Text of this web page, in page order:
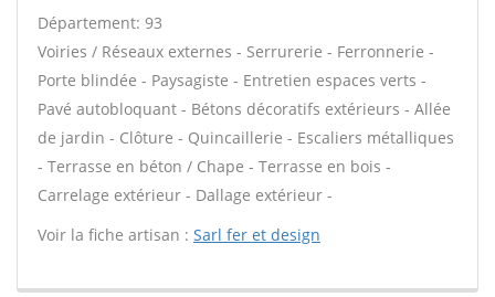
Département: 93
Voiries / Réseaux externes - Serrurerie - Ferronnerie -
Porte blindée - Paysagiste - Entretien espaces verts -
Pavé autobloquant - Bétons décoratifs extérieurs - Allée
de jardin - Clôture - Quincaillerie - Escaliers métalliques
- Terrasse en béton / Chape - Terrasse en bois -
Carrelage extérieur - Dallage extérieur -
Voir la fiche artisan : Sarl fer et design